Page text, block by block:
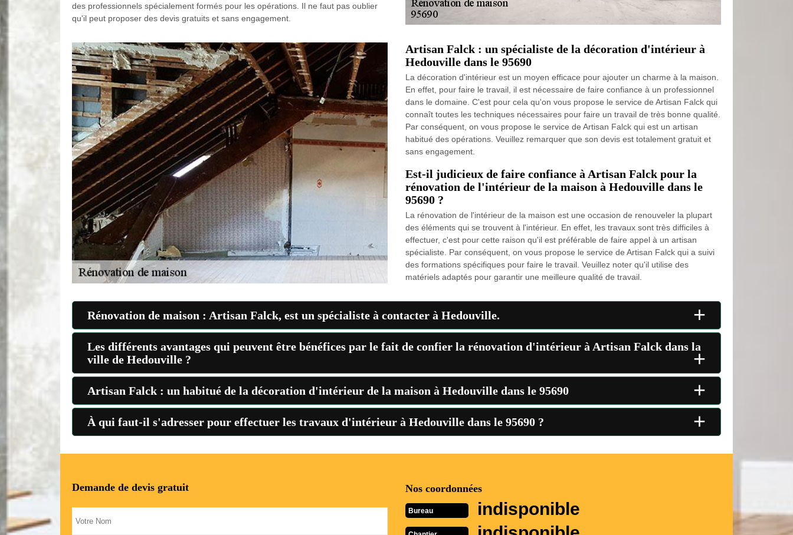
des professionnels spécialement formés pour les opérations. Il ne faut pas oublier
qu'il peut proposer des devis gratuits et sans engagement.
Artisan Falck : un spécialiste de la décoration d'intérieur à
Hedouville dans le 95690
La décoration d'intérieur est un moyen efficace pour ajouter un charme à la maison.
En effet, pour faire le travail, il est nécessaire de faire confiance à un professionnel
dans le domaine. C'est pour cela qu'on vous propose le service de Artisan Falck qui
connaît toutes les techniques nécessaires pour faire un travail de très bonne qualité.
Par conséquent, on vous propose le service de Artisan Falck qui est un artisan
habitué des opérations. Veuillez remarquer que son devis est totalement gratuit et
sans engagement.
Est-il judicieux de faire confiance à Artisan Falck pour la
rénovation de l'intérieur de la maison à Hedouville dans le
95690 ?
La rénovation de l'intérieur de la maison est une occasion de renouveler la plupart
des éléments qui se trouvent à l'intérieur. En effet, les travaux sont très difficiles à
effectuer, c'est pour cette raison qu'il est préférable de faire appel à un artisan
spécialiste. Par conséquent, on vous propose le service de Artisan Falck qui a suivi
des formations spécifiques pour faire le travail. Veuillez noter qu'il utilise des
matériels adaptés pour garantir une meilleure qualité de travail.
Rénovation de maison : Artisan Falck, est un spécialiste à contacter à Hedouville. +
Les différents avantages qui peuvent être bénéfices par le fait de confier la rénovation d'intérieur à Artisan Falck dans la
ville de Hedouville ?
+
Artisan Falck : un habitué de la décoration d'intérieur de la maison à Hedouville dans le 95690 +
À qui faut-il s'adresser pour effectuer les travaux d'intérieur à Hedouville dans le 95690 ? +
Demande de devis gratuit Nos coordonnées
Bureau indisponible